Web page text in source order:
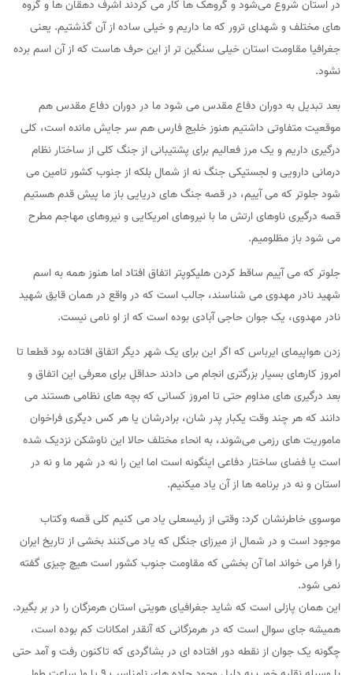
در استان شروع می‌شود و گروهک ها کار می کردند اشرف دهقان ها و گروه
های مختلف و شهدای ترور که ما داریم و خیلی ساده از آن گذشتیم. یعنی
جغرافیا مقاومت استان خیلی سنگین تر از این حرف هاست که از آن اسم برده
نشود.
بعد تبدیل به دوران دفاع مقدس می شود ما در دوران دفاع مقدس هم
موقعیت متفاوتی داشتیم هنوز خلیج فارس هم سر جایش مانده است، کلی
درگیری داریم و یک مرز فعالیم برای پشتیبانی از جنگ کلی از ساختار نظام
درمانی دارویی و لجستیکی جنگ نه از شمال بلکه از جنوب کشور تامین می
شود جلوتر که می آییم، در قصه جنگ های دریایی باز ما پیش قدم هستیم
قصه درگیری ناوهای ارتش ما با نیروهای امریکایی و نیروهای مهاجم مطرح
می شود باز مظلومیم.
جلوتر که می آییم ساقط کردن هلیکوپتر اتفاق افتاد اما هنوز همه به اسم
شهید نادر مهدوی می شناسند، جالب است که در واقع در همان قایق شهید
نادر مهدوی، یک جوان حاجی آبادی بوده است که از او نامی نیست.
زدن هواپیمای ایرباس که اگر این برای یک شهر دیگر اتفاق افتاده بود قطعا تا
امروز کارهای بسیار بزرگتری انجام می دادند حداقل برای معرفی این اتفاق و
بعد درگیری های مداوم حتی تا امروز کسانی که بچه های نظامی هستند می
دانند که هر چند وقت یکبار پدر شان، برادرشان یا هر کس دیگری فراخوان
ماموریت های رزمی می‌شوند، به انحاء مختلف حالا این ناوشکن نزدیک شده
است یا فضای ساختار دفاعی اینگونه است اما این را نه در شهر ما و نه در
استان و نه در برنامه ها از آن یاد میکنیم.
موسوی خاطرنشان کرد: وقتی از رئیسعلی یاد می کنیم کلی قصه وکتاب
موجود است و در شمال از میرزای جنگل که یاد می‌کنند بخشی از تاریخ ایران
را فرا می خواند اما آن بخشی که مقاومت جنوب کشور است هیچ چیزی گفته
نمی شود.
این همان پازلی است که شاید جغرافیای هویتی استان هرمزگان را در بر بگیرد.
همیشه جای سوال است که در هرمزگانی که آنقدر امکانات کم بوده است،
چگونه یک جوان از نقطه دور افتاده ای در بشاگردی که تاکنون رفت و آمد حتی